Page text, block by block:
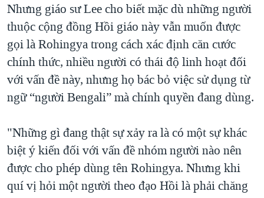
Nhưng giáo sư Lee cho biết mặc dù những người
thuộc cộng đồng Hồi giáo này vẫn muốn được
gọi là Rohingya trong cách xác định căn cước
chính thức, nhiều người có thái độ linh hoạt đối
với vấn đề này, nhưng họ bác bỏ việc sử dụng từ
ngữ “người Bengali” mà chính quyền đang dùng.
"Những gì đang thật sự xảy ra là có một sự khác
biệt ý kiến đối với vấn đề nhóm người nào nên
được cho phép dùng tên Rohingya. Nhưng khi
quí vị hỏi một người theo đạo Hồi là phải chăng